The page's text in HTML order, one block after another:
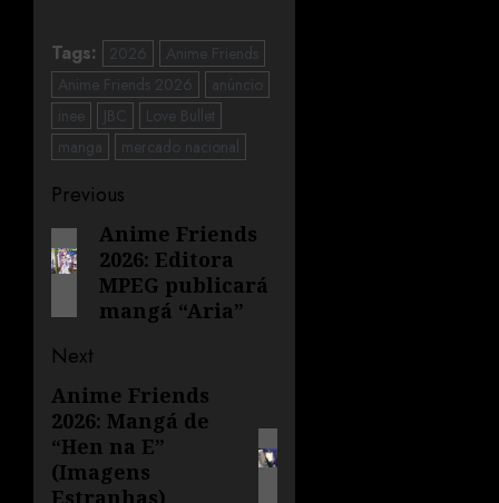
Tags: 2026
Anime Friends
Anime Friends 2026
anúncio
inee
JBC
Love Bullet
manga
mercado nacional
Previous
Anime Friends
2026: Editora
MPEG publicará
mangá “Aria”
Next
Anime Friends
2026: Mangá de
“Hen na E”
(Imagens